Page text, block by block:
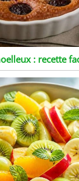
: recette